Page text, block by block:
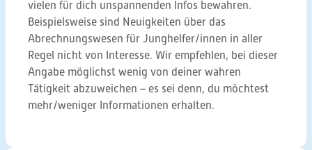
vielen für dich unspannenden Infos bewahren.
Beispielsweise sind Neuigkeiten über das
Abrechnungswesen für Junghelfer/innen in aller
Regel nicht von Interesse. Wir empfehlen, bei dieser
Angabe möglichst wenig von deiner wahren
Tätigkeit abzuweichen – es sei denn, du möchtest
mehr/weniger Informationen erhalten.